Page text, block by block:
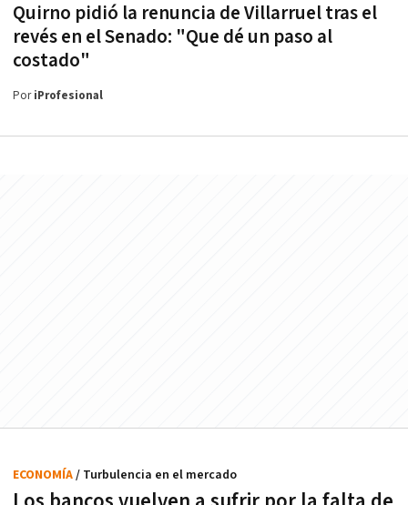
Quirno pidió la renuncia de Villarruel tras el
revés en el Senado: "Que dé un paso al
costado"
PoriProfesional
ECONOMÍA/ Turbulencia en el mercado